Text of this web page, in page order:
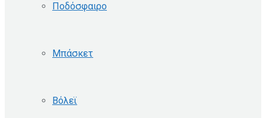
Ποδόσφαιρο
Μπάσκετ
Βόλεϊ